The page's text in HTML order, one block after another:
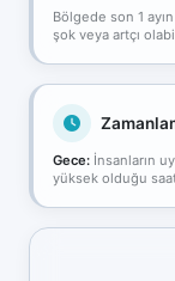
Bölgede son 1
şok veya artçı
Gece: İnsanların
yüksek olduğu